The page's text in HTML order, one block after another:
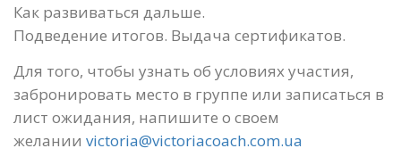
Как развиваться дальше.
Подведение итогов. Выдача сертификатов.
Для того, чтобы узнать об условиях участия,
забронировать место в группе или записаться в
лист ожидания, напишите о своем
желании victoria@victoriacoach.com.ua